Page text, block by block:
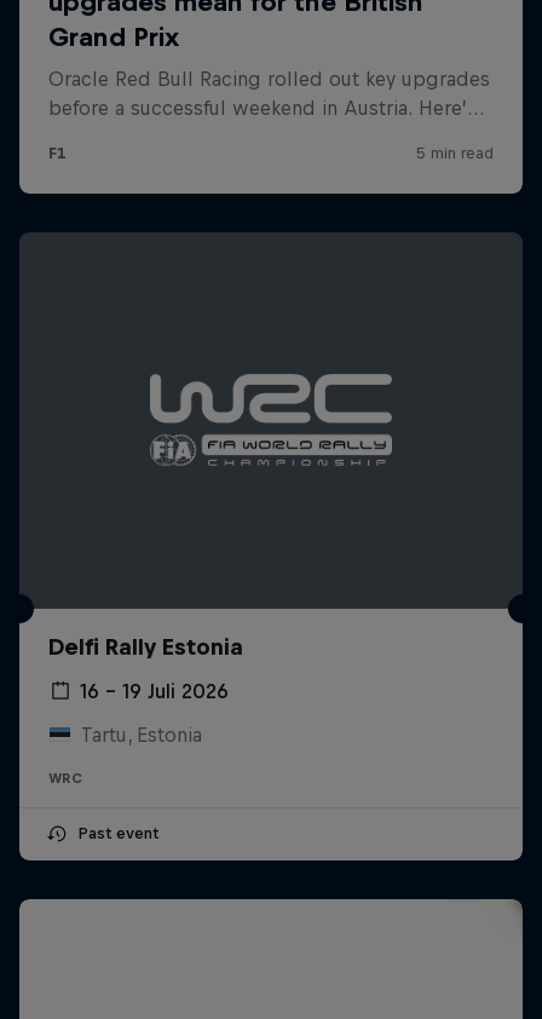
Delfi Rally Estonia
16 – 19 Juli 2026
Tartu, Estonia
WRC
Past event